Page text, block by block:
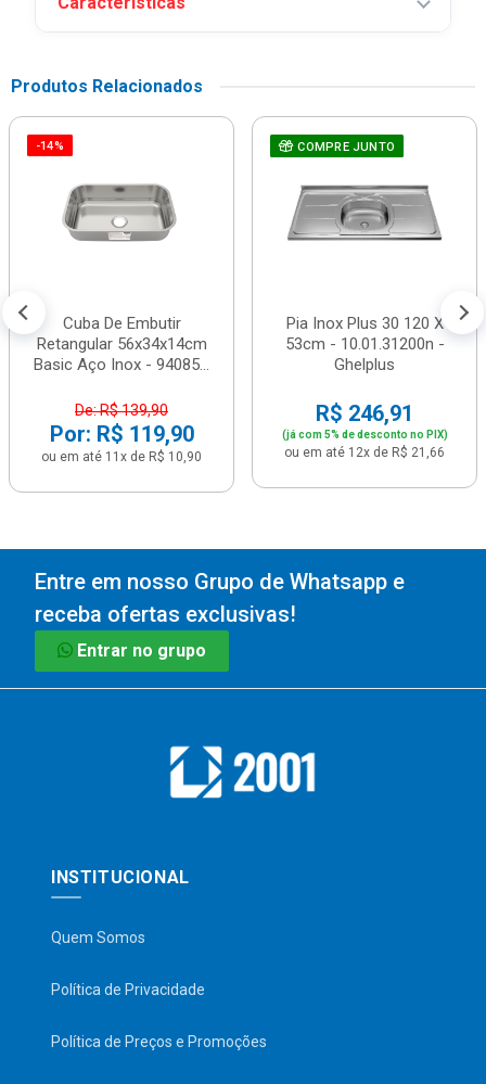
Produtos Relacionados
-14%
Cuba De Embutir
Retangular 56x34x14cm
Basic Aço Inox - 94085...
De: R$ 139,90
Por: R$ 119,90
ou em até 11x de R$ 10,90
COMPRE JUNTO
Pia Inox Plus 30 120 X
53cm - 10.01.31200n -
Ghelplus
R$ 246,91
(já com 5% de desconto no PIX)
ou em até 12x de R$ 21,66
Entre em nosso Grupo de Whatsapp e
receba ofertas exclusivas!
Entrar no grupo
INSTITUCIONAL
Quem Somos
Política de Privacidade
Política de Preços e Promoções